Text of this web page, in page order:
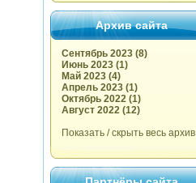
Архив сайта
Сентябрь 2023 (8)
Июнь 2023 (1)
Май 2023 (4)
Апрель 2023 (1)
Октябрь 2022 (1)
Август 2022 (12)
Показать / скрыть весь архив